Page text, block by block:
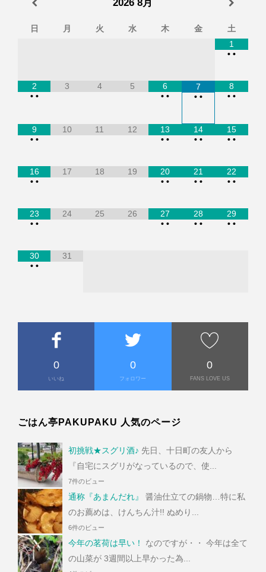
2026 8月
日 月 火 水 木 金
土
1
• •
2
• •
3 4 5
6
• •
7
• •
8
• •
9
• •
10 11 12
13
• •
14
• •
15
• •
16
• •
17 18 19
20
• •
21
• •
22
• •
23
• •
24 25 26
27
• •
28
• •
29
• •
30
• •
31
0
いいね
0
フォロワー
0
FANS LOVE US
ごはん亭PAKUPAKU 人気のページ
初挑戦★スグリ酒♪ 先日、十日町の友人から
『自宅にスグリがなっているので、使...
7件のビュー
通称『あまんだれ』
醤油仕立ての鍋物…特に私
のお薦めは、けんちん汁!! ぬめり...
6件のビュー
今年の茗荷は早い！
なのですが・・ 今年は全て
の山菜が 3週間以上早かった為...